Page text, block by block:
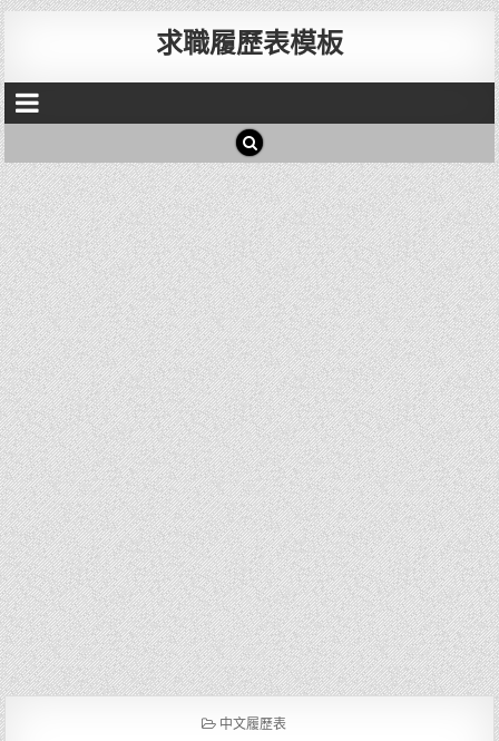
求職履歷表模板
P
中文履歷表